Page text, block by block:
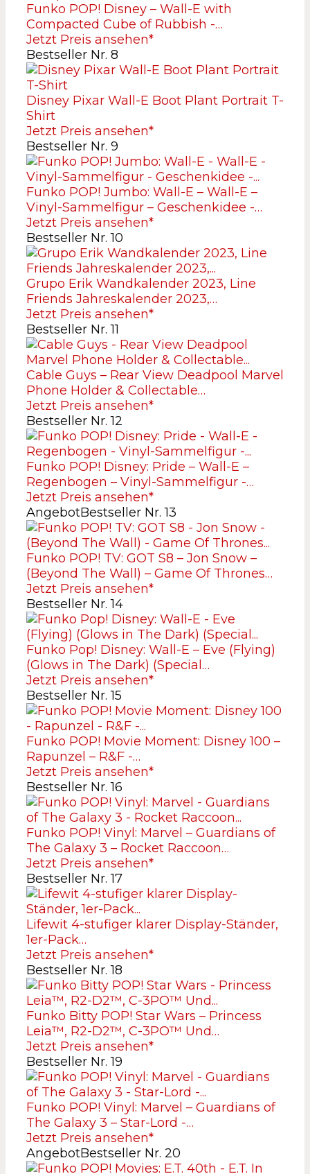
Funko POP! Disney – Wall-E with
Compacted Cube of Rubbish -…
Jetzt Preis ansehen*
Bestseller Nr. 8
Disney Pixar Wall-E Boot Plant Portrait T-
Shirt
Jetzt Preis ansehen*
Bestseller Nr. 9
Funko POP! Jumbo: Wall-E – Wall-E –
Vinyl-Sammelfigur – Geschenkidee -…
Jetzt Preis ansehen*
Bestseller Nr. 10
Grupo Erik Wandkalender 2023, Line
Friends Jahreskalender 2023,…
Jetzt Preis ansehen*
Bestseller Nr. 11
Cable Guys – Rear View Deadpool Marvel
Phone Holder & Collectable…
Jetzt Preis ansehen*
Bestseller Nr. 12
Funko POP! Disney: Pride – Wall-E –
Regenbogen – Vinyl-Sammelfigur -…
Jetzt Preis ansehen*
AngebotBestseller Nr. 13
Funko POP! TV: GOT S8 – Jon Snow –
(Beyond The Wall) – Game Of Thrones…
Jetzt Preis ansehen*
Bestseller Nr. 14
Funko Pop! Disney: Wall-E – Eve (Flying)
(Glows in The Dark) (Special…
Jetzt Preis ansehen*
Bestseller Nr. 15
Funko POP! Movie Moment: Disney 100 –
Rapunzel – R&F -…
Jetzt Preis ansehen*
Bestseller Nr. 16
Funko POP! Vinyl: Marvel – Guardians of
The Galaxy 3 – Rocket Raccoon…
Jetzt Preis ansehen*
Bestseller Nr. 17
Lifewit 4-stufiger klarer Display-Ständer,
1er-Pack…
Jetzt Preis ansehen*
Bestseller Nr. 18
Funko Bitty POP! Star Wars – Princess
Leia™, R2-D2™, C-3PO™ Und…
Jetzt Preis ansehen*
Bestseller Nr. 19
Funko POP! Vinyl: Marvel – Guardians of
The Galaxy 3 – Star-Lord -…
Jetzt Preis ansehen*
AngebotBestseller Nr. 20